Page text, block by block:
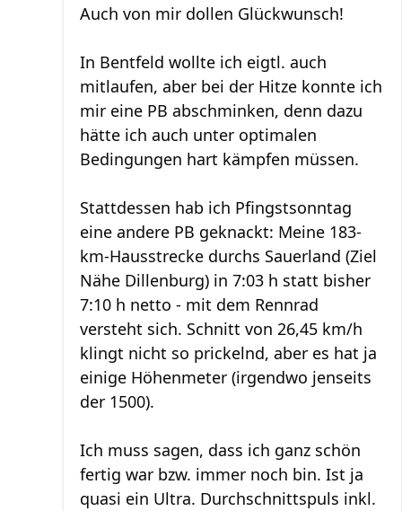
Auch von mir dollen Glückwunsch!
In Bentfeld wollte ich eigtl. auch
mitlaufen, aber bei der Hitze konnte ich
mir eine PB abschminken, denn dazu
hätte ich auch unter optimalen
Bedingungen hart kämpfen müssen.
Stattdessen hab ich Pfingstsonntag
eine andere PB geknackt: Meine 183-
km-Hausstrecke durchs Sauerland (Ziel
Nähe Dillenburg) in 7:03 h statt bisher
7:10 h netto - mit dem Rennrad
versteht sich. Schnitt von 26,45 km/h
klingt nicht so prickelnd, aber es hat ja
einige Höhenmeter (irgendwo jenseits
der 1500).
Ich muss sagen, dass ich ganz schön
fertig war bzw. immer noch bin. Ist ja
quasi ein Ultra. Durchschnittspuls inkl.